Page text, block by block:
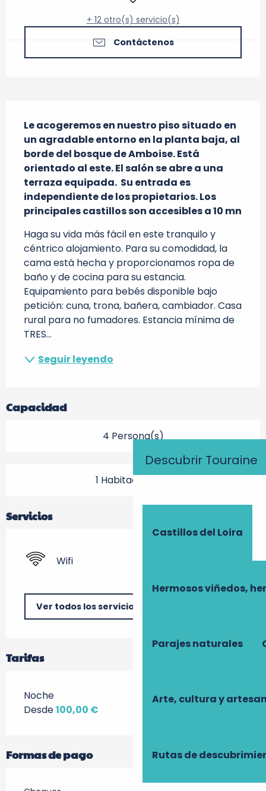
Descubrir Touraine
Castillos del Loira
Hermosos viñedos,
Parajes naturales
Arte, cultura y
Rutas de
+ 12 otro(s) servicio(s)
Contáctenos
Le acogeremos en nuestro piso situado en
un agradable entorno en la planta baja, al
borde del bosque de Amboise. Está
orientado al este. El salón se abre a una
terraza equipada.  Su entrada es
independiente de los propietarios. Los
principales castillos son accesibles a 10 mn
Haga su vida más fácil en este tranquilo y
céntrico alojamiento. Para su comodidad, la
cama está hecha y proporcionamos ropa de
baño y de cocina para su estancia.
Equipamiento para bebés disponible bajo
petición: cuna, trona, bañera, cambiador. Casa
rural para no fumadores. Estancia mínima de
TRES...
Seguir leyendo
Capacidad
4 Persona(s)
1 Habitación(es)
Servicios
Wifi
Ver todos los servicios
Tarifas
Noche
Desde100,00 €
Formas de pago